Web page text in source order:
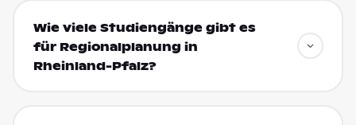
Wie viele Studiengänge gibt es
für Regionalplanung in
Rheinland-Pfalz?